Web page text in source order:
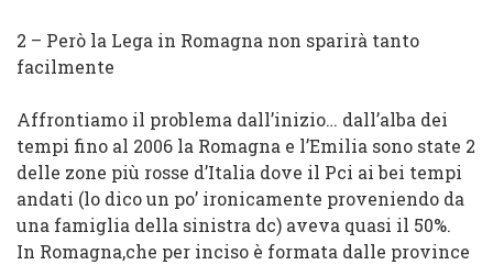
2 – Però la Lega in Romagna non sparirà tanto
facilmente
Affrontiamo il problema dall’inizio… dall’alba dei
tempi fino al 2006 la Romagna e l’Emilia sono state 2
delle zone più rosse d’Italia dove il Pci ai bei tempi
andati (lo dico un po’ ironicamente proveniendo da
una famiglia della sinistra dc) aveva quasi il 50%.
In Romagna,che per inciso è formata dalle province